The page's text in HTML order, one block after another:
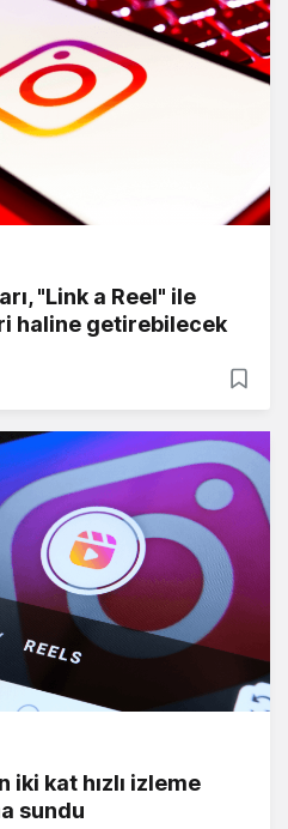
"Link a Reel" ile
haline getirebilecek
iki kat hızlı izleme
sundu